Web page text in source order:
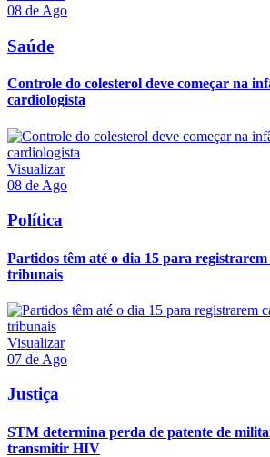
08 de Ago
Saúde
Controle do colesterol deve começar na
cardiologista
Visualizar
08 de Ago
Política
Partidos têm até o dia 15 para
tribunais
Visualizar
07 de Ago
Justiça
STM determina perda de patente de
transmitir HIV